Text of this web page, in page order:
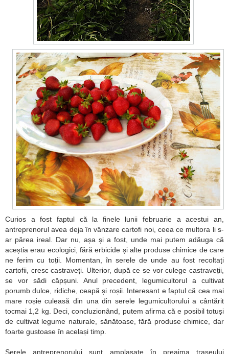
Curios a fost faptul că la finele lunii februarie a acestui an,
antreprenorul avea deja în vânzare cartofi noi, ceea ce multora li s-
ar părea ireal. Dar nu, așa și a fost, unde mai putem adăuga că
aceștia erau ecologici, fără erbicide și alte produse chimice de care
ne ferim cu toții. Momentan, în serele de unde au fost recoltați
cartofii, cresc castraveți. Ulterior, după ce se vor culege castraveții,
se vor sădi căpșuni. Anul precedent, legumicultorul a cultivat
porumb dulce, ridiche, ceapă și roșii. Interesant e faptul că cea mai
mare roșie culeasă din una din serele legumicultorului a cântărit
tocmai 1,2 kg. Deci, concluzionând, putem afirma că e posibil totuși
de cultivat legume naturale, sănătoase, fără produse chimice, dar
foarte gustoase în același timp.
Serele antreprenorului sunt amplasate în preajma traseului